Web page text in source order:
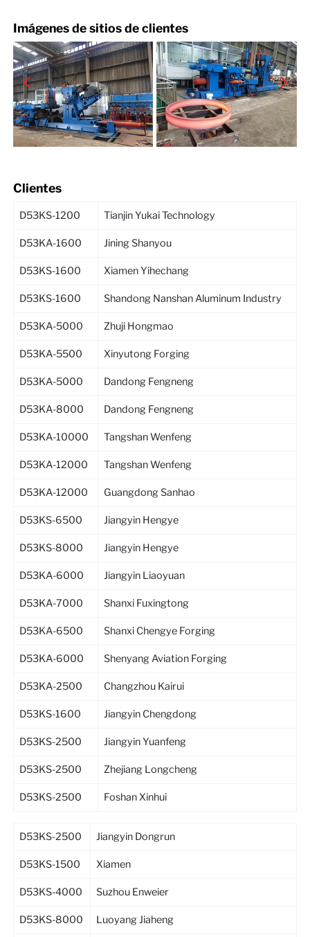
Imágenes de sitios de clientes
Clientes
D53KS-1200 Tianjin Yukai Technology
D53KA-1600 Jining Shanyou
D53KS-1600 Xiamen Yihechang
D53KS-1600 Shandong Nanshan Aluminum Industry
D53KA-5000 Zhuji Hongmao
D53KA-5500 Xinyutong Forging
D53KA-5000 Dandong Fengneng
D53KA-8000 Dandong Fengneng
D53KA-10000 Tangshan Wenfeng
D53KA-12000 Tangshan Wenfeng
D53KA-12000 Guangdong Sanhao
D53KS-6500 Jiangyin Hengye
D53KS-8000 Jiangyin Hengye
D53KA-6000 Jiangyin Liaoyuan
D53KA-7000 Shanxi Fuxingtong
D53KA-6500 Shanxi Chengye Forging
D53KA-6000 Shenyang Aviation Forging
D53KA-2500 Changzhou Kairui
D53KS-1600 Jiangyin Chengdong
D53KS-2500 Jiangyin Yuanfeng
D53KS-2500 Zhejiang Longcheng
D53KS-2500 Foshan Xinhui
D53KS-2500 Jiangyin Dongrun
D53KS-1500 Xiamen
D53KS-4000 Suzhou Enweier
D53KS-8000 Luoyang Jiaheng